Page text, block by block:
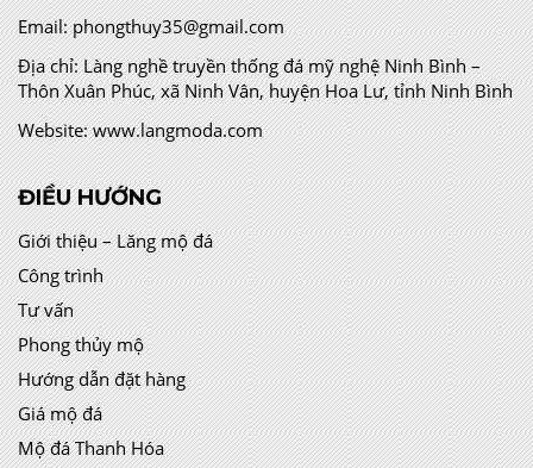
Email: phongthuy35@gmail.com
Địa chỉ:Làng nghề truyền thống đá mỹ nghệ Ninh Bình –
Thôn Xuân Phúc, xã Ninh Vân, huyện Hoa Lư, tỉnh Ninh Bình
Website: www.langmoda.com
ĐIỀU HƯỚNG
Giới thiệu – Lăng mộ đá
Công trình
Tư vấn
Phong thủy mộ
Hướng dẫn đặt hàng
Giá mộ đá
Mộ đá Thanh Hóa